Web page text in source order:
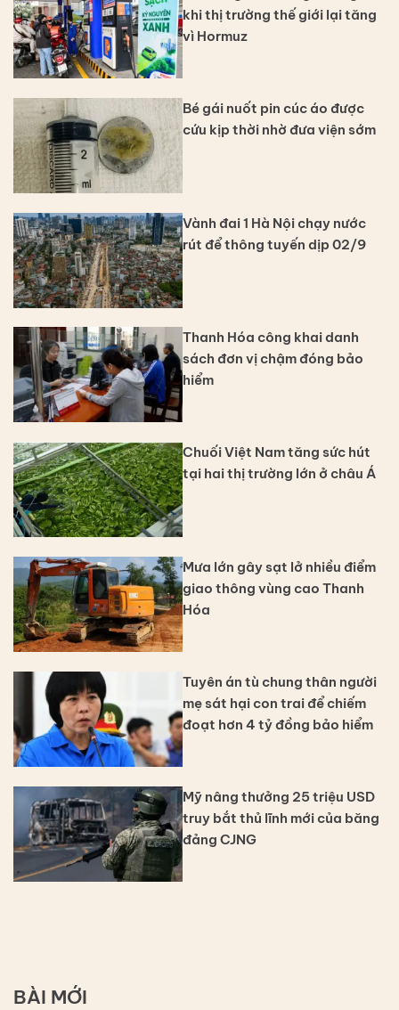
khi thị trường thế giới lại tăng
vì Hormuz
Bé gái nuốt pin cúc áo được
cứu kịp thời nhờ đưa viện sớm
Vành đai 1 Hà Nội chạy nước
rút để thông tuyến dịp 02/9
Thanh Hóa công khai danh
sách đơn vị chậm đóng bảo
hiểm
Chuối Việt Nam tăng sức hút
tại hai thị trường lớn ở châu Á
Mưa lớn gây sạt lở nhiều điểm
giao thông vùng cao Thanh
Hóa
Tuyên án tù chung thân người
mẹ sát hại con trai để chiếm
đoạt hơn 4 tỷ đồng bảo hiểm
Mỹ nâng thưởng 25 triệu USD
truy bắt thủ lĩnh mới của băng
đảng CJNG
BÀI MỚI